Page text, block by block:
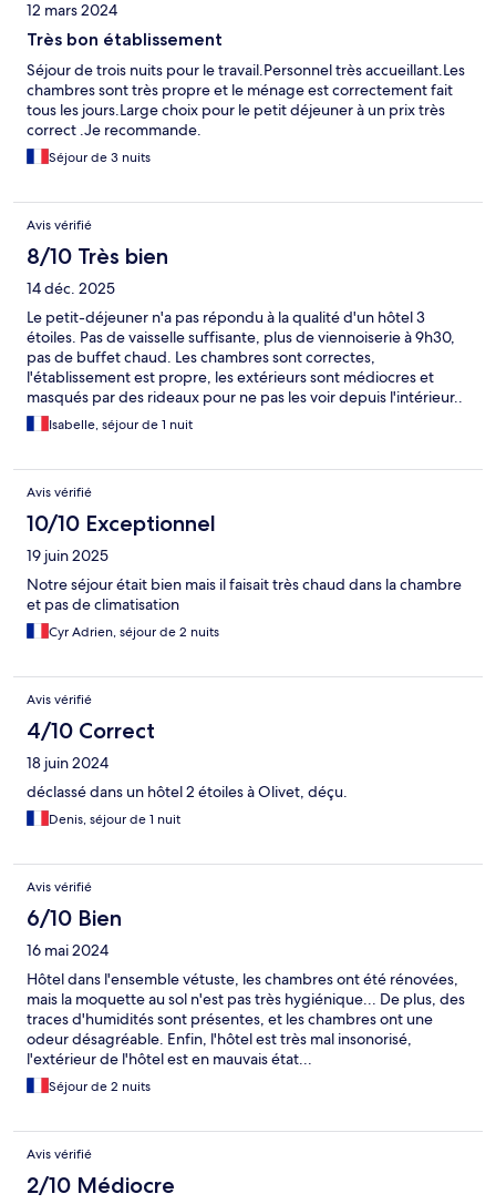
12 mars 2024
Très bon établissement
Séjour de trois nuits pour le travail.Personnel très accueillant.Les
chambres sont très propre et le ménage est correctement fait
tous les jours.Large choix pour le petit déjeuner à un prix très
correct .Je recommande.
Séjour de 3 nuits
Avis vérifié
8/10 Très bien
14 déc. 2025
Le petit-déjeuner n'a pas répondu à la qualité d'un hôtel 3
étoiles. Pas de vaisselle suffisante, plus de viennoiserie à 9h30,
pas de buffet chaud. Les chambres sont correctes,
l'établissement est propre, les extérieurs sont médiocres et
masqués par des rideaux pour ne pas les voir depuis l'intérieur..
En revanche, très bien situé à proximité de la Comet et du palais
des Congrès.
Isabelle, séjour de 1 nuit
Avis vérifié
10/10 Exceptionnel
19 juin 2025
Notre séjour était bien mais il faisait très chaud dans la chambre
et pas de climatisation
Cyr Adrien, séjour de 2 nuits
Avis vérifié
4/10 Correct
18 juin 2024
déclassé dans un hôtel 2 étoiles à Olivet, déçu.
Denis, séjour de 1 nuit
Avis vérifié
6/10 Bien
16 mai 2024
Hôtel dans l'ensemble vétuste, les chambres ont été rénovées,
mais la moquette au sol n'est pas très hygiénique... De plus, des
traces d'humidités sont présentes, et les chambres ont une
odeur désagréable. Enfin, l'hôtel est très mal insonorisé,
l'extérieur de l'hôtel est en mauvais état...
Séjour de 2 nuits
Avis vérifié
2/10 Médiocre